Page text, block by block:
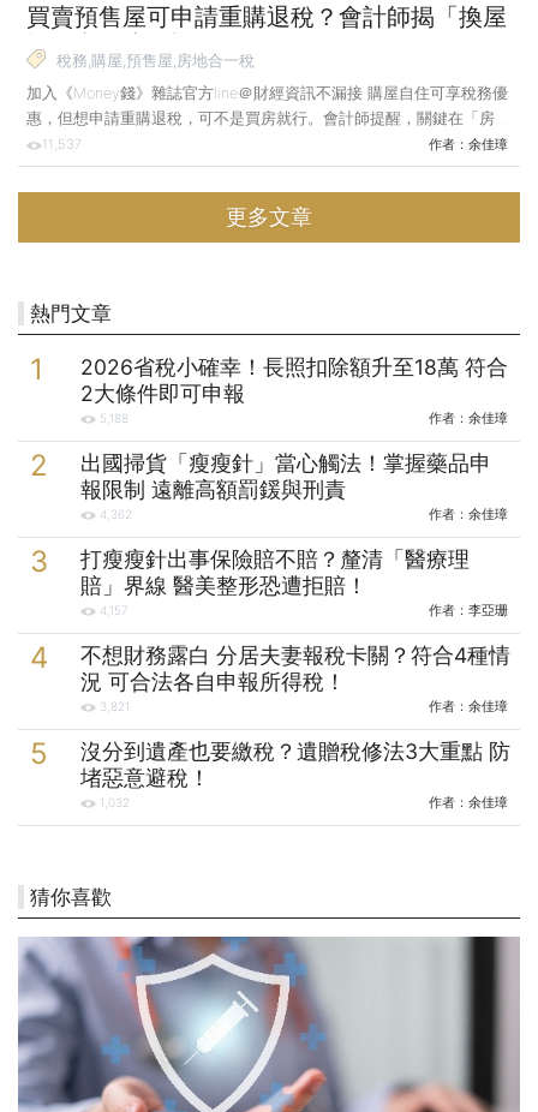
買賣預售屋可申請重購退稅？會計師揭「換屋
族」必知省稅祕笈！
稅務,購屋,預售屋,房地合一稅
加入《Money錢》雜誌官方line＠財經資訊不漏接 購屋自住可享稅務優
惠，但想申請重購退稅，可不是買房就行。會計師提醒，關鍵在「房屋
完工、設籍與居住」，以及先買後賣或先賣後買的時點掌握，否則可能
錯過退稅時機。 案例說明：買賣預售屋 重購退稅問題引煩惱 陳先生
年初透過友人介紹前去某銷售中心參觀，訂購一間套房。半年後，陳太
太告訴先生懷了寶寶的好消息，兩人卻擔心套房空間擁擠，日後勢必要
換房子。陳先生考慮賣掉預售屋，但對於繳納房地合一稅能否適用重購
11,537 作者： 余佳璋
更多文章
熱門文章
2026省稅小確幸！長照扣除額升至18萬 符合
2大條件即可申報
5,188 作者： 余佳璋
出國掃貨「瘦瘦針」當心觸法！掌握藥品申
報限制 遠離高額罰鍰與刑責
4,362 作者： 余佳璋
打瘦瘦針出事保險賠不賠？釐清「醫療理
賠」界線 醫美整形恐遭拒賠！
4,157 作者： 李亞珊
不想財務露白 分居夫妻報稅卡關？符合4種情
況 可合法各自申報所得稅！
3,821 作者： 余佳璋
沒分到遺產也要繳稅？遺贈稅修法3大重點 防
堵惡意避稅！
1,032 作者： 余佳璋
猜你喜歡